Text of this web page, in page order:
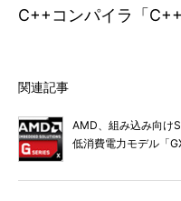
C++コンパイラ「C++
関連記事
AMD、組み込み向け
低消費電力モデル「